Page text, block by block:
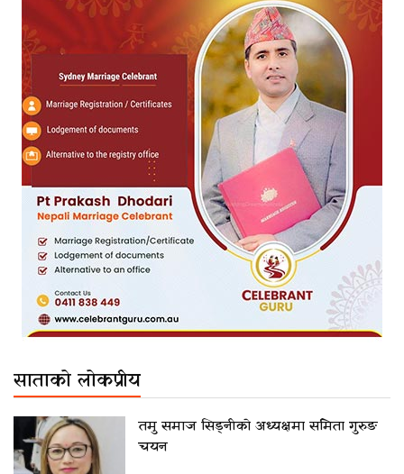
साताको लोकप्रीय
तमु समाज सिड्नीको अध्यक्षमा समिता गुरुङ
चयन